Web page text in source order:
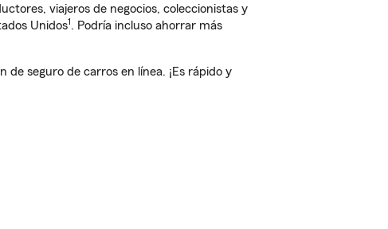
viajeros de negocios, coleccionistas y
Unidos1. Podría incluso ahorrar más
seguro de carros en línea. ¡Es rápido y